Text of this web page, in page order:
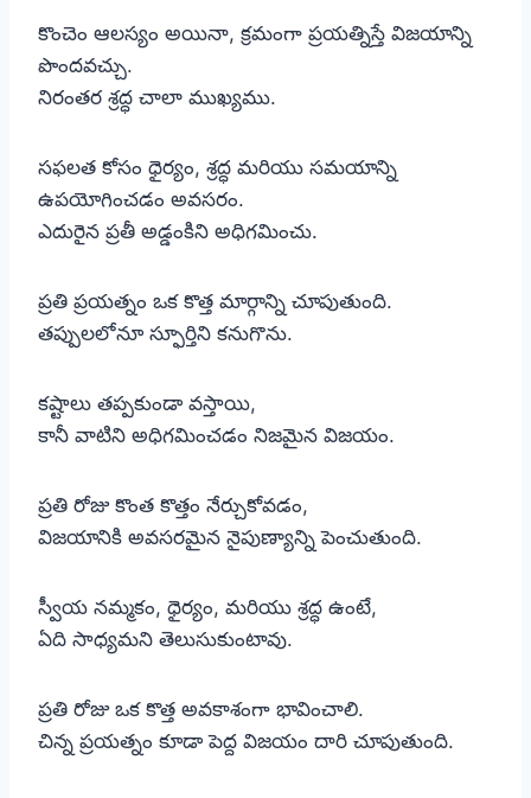
కొంచెం ఆలస్యం అయినా, క్రమంగా ప్రయత్నిస్తే విజయాన్ని
పొందవచ్చు.
నిరంతర శ్రద్ధ చాలా ముఖ్యము.
సఫలత కోసం ధైర్యం, శ్రద్ధ మరియు సమయాన్ని
ఉపయోగించడం అవసరం.
ఎదురైన ప్రతీ అడ్డంకిని అధిగమించు.
ప్రతి ప్రయత్నం ఒక కొత్త మార్గాన్ని చూపుతుంది.
తప్పులలోనూ స్ఫూర్తిని కనుగొను.
కష్టాలు తప్పకుండా వస్తాయి,
కానీ వాటిని అధిగమించడం నిజమైన విజయం.
ప్రతి రోజు కొంత కొత్తం నేర్చుకోవడం,
విజయానికి అవసరమైన నైపుణ్యాన్ని పెంచుతుంది.
స్వీయ నమ్మకం, ధైర్యం, మరియు శ్రద్ధ ఉంటే,
ఏది సాధ్యమని తెలుసుకుంటావు.
ప్రతి రోజు ఒక కొత్త అవకాశంగా భావించాలి.
చిన్న ప్రయత్నం కూడా పెద్ద విజయం దారి చూపుతుంది.